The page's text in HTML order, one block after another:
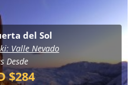
del Sol
Valle Nevado
Desde
$284